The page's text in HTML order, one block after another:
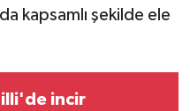
kapsamlı şekilde ele
incir